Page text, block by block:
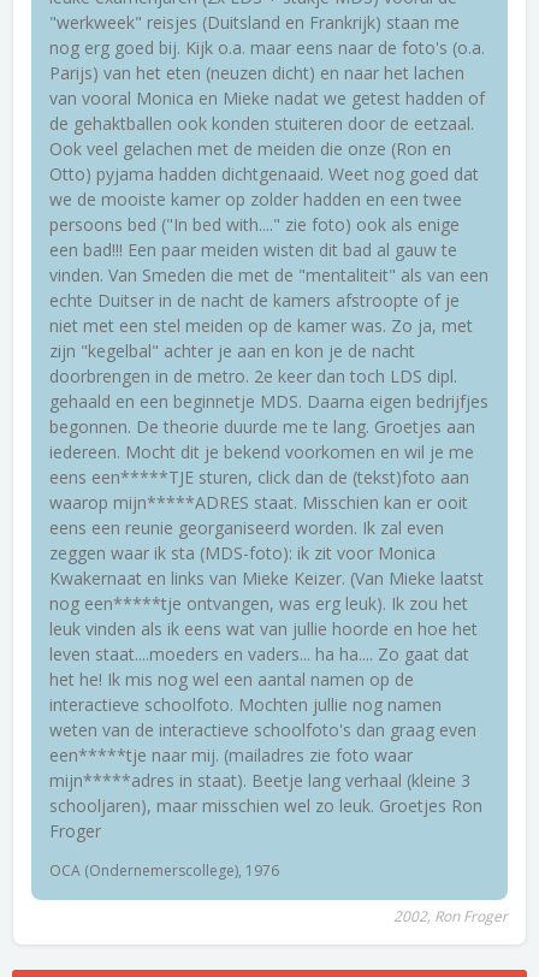
"werkweek" reisjes (Duitsland en Frankrijk) staan me
nog erg goed bij. Kijk o.a. maar eens naar de foto's (o.a.
Parijs) van het eten (neuzen dicht) en naar het lachen
van vooral Monica en Mieke nadat we getest hadden of
de gehaktballen ook konden stuiteren door de eetzaal.
Ook veel gelachen met de meiden die onze (Ron en
Otto) pyjama hadden dichtgenaaid. Weet nog goed dat
we de mooiste kamer op zolder hadden en een twee
persoons bed ("In bed with...." zie foto) ook als enige
een bad!!! Een paar meiden wisten dit bad al gauw te
vinden. Van Smeden die met de "mentaliteit" als van een
echte Duitser in de nacht de kamers afstroopte of je
niet met een stel meiden op de kamer was. Zo ja, met
zijn "kegelbal" achter je aan en kon je de nacht
doorbrengen in de metro. 2e keer dan toch LDS dipl.
gehaald en een beginnetje MDS. Daarna eigen bedrijfjes
begonnen. De theorie duurde me te lang. Groetjes aan
iedereen. Mocht dit je bekend voorkomen en wil je me
eens een*****TJE sturen, click dan de (tekst)foto aan
waarop mijn*****ADRES staat. Misschien kan er ooit
eens een reunie georganiseerd worden. Ik zal even
zeggen waar ik sta (MDS-foto): ik zit voor Monica
Kwakernaat en links van Mieke Keizer. (Van Mieke laatst
nog een*****tje ontvangen, was erg leuk). Ik zou het
leuk vinden als ik eens wat van jullie hoorde en hoe het
leven staat....moeders en vaders... ha ha.... Zo gaat dat
het he! Ik mis nog wel een aantal namen op de
interactieve schoolfoto. Mochten jullie nog namen
weten van de interactieve schoolfoto's dan graag even
een*****tje naar mij. (mailadres zie foto waar
mijn*****adres in staat). Beetje lang verhaal (kleine 3
schooljaren), maar misschien wel zo leuk. Groetjes Ron
Froger
OCA (Ondernemerscollege), 1976
2002, Ron Froger